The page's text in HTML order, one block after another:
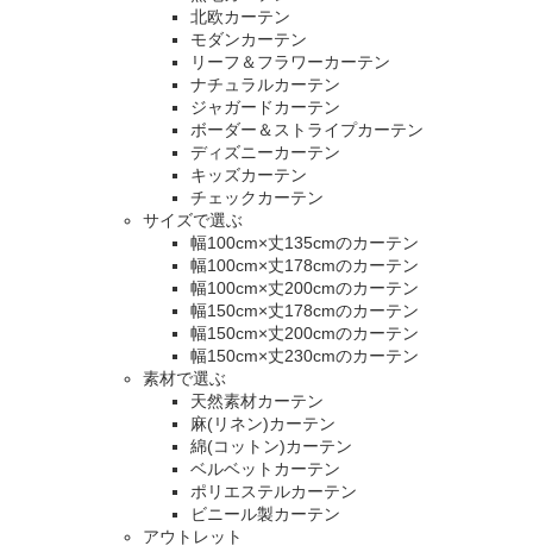
北欧カーテン
モダンカーテン
リーフ＆フラワーカーテン
ナチュラルカーテン
ジャガードカーテン
ボーダー＆ストライプカーテン
ディズニーカーテン
キッズカーテン
チェックカーテン
サイズで選ぶ
幅100cm×丈135cmのカーテン
幅100cm×丈178cmのカーテン
幅100cm×丈200cmのカーテン
幅150cm×丈178cmのカーテン
幅150cm×丈200cmのカーテン
幅150cm×丈230cmのカーテン
素材で選ぶ
天然素材カーテン
麻(リネン)カーテン
綿(コットン)カーテン
ベルベットカーテン
ポリエステルカーテン
ビニール製カーテン
アウトレット